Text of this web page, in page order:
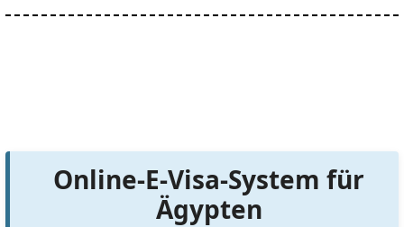
Online-E-Visa-System für
Ägypten